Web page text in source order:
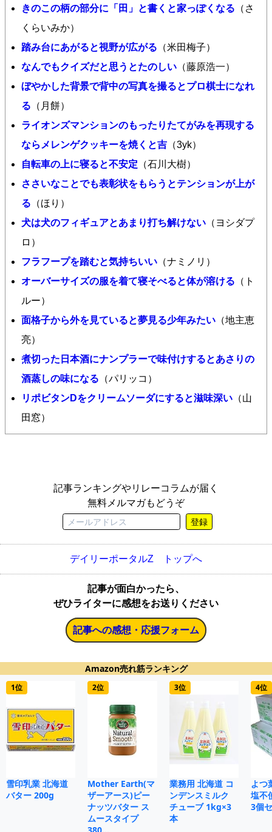
きのこの柄の部分に「田」と書くと家っぽくなる （さ
くらいみか）
踏み台にあがると視野が広がる （米田梅子）
なんでもクイズだと思うとたのしい （藤原浩一）
ぼやかした背景で背中の写真を撮るとプロ棋士になれ
る （月餅）
ライオンズマンションのもったりたてがみを再現する
ならメレンゲクッキーを焼くと吉 （3yk）
自転車の上に寝ると不安定 （石川大樹）
ささいなことでも表彰状をもらうとテンションが上が
る （ほり）
犬は犬のフィギュアとあまり打ち解けない （ヨシダプ
ロ）
フラフープを踏むと気持ちいい （ナミノリ）
オーバーサイズの服を着て寝そべると体が溶ける （ト
ルー）
面格子から外を見ていると夢見る少年みたい （地主恵
亮）
煮切った日本酒にナンプラーで味付けするとあさりの
酒蒸しの味になる （パリッコ）
リポビタンDをクリームソーダにすると滋味深い （山
田窓）
記事ランキングやリレーコラムが届く
無料メルマガもどうぞ
登録
デイリーポータルZ トップへ
記事が面白かったら、
ぜひライターに感想をお送りください
記事への感想・応援フォーム
Amazon売れ筋ランキング
1位
雪印乳業 北海道
バター 200g
2位
Mother Earth(マ
ザーアース)ピー
ナッツバター ス
ムースタイプ
3位
業務用 北海道 コ
ンデンスミルク
チューブ 1kg×3
本
4位
よつ
塩不
3個